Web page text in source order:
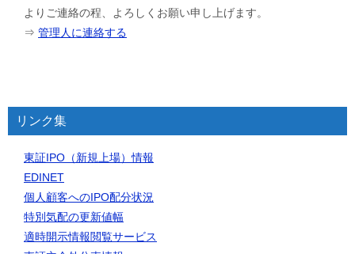
よりご連絡の程、よろしくお願い申し上げます。
⇒ 管理人に連絡する
リンク集
東証IPO（新規上場）情報
EDINET
個人顧客へのIPO配分状況
特別気配の更新値幅
適時開示情報閲覧サービス